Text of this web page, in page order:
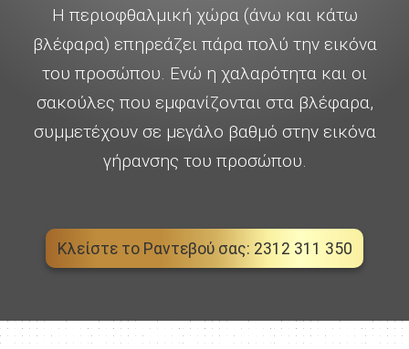
Η περιοφθαλμική χώρα (άνω και κάτω
βλέφαρα) επηρεάζει πάρα πολύ την εικόνα
του προσώπου. Ενώ η χαλαρότητα και οι
σακούλες που εμφανίζονται στα βλέφαρα,
συμμετέχουν σε μεγάλο βαθμό στην εικόνα
γήρανσης του προσώπου.
Κλείστε το Ραντεβού σας: 2312 311 350